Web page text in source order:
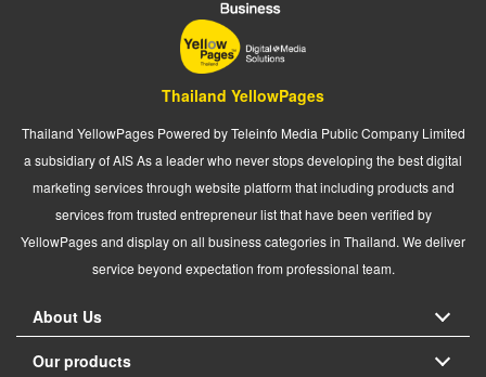
Thailand YellowPages
Thailand YellowPages Powered by Teleinfo Media Public Company Limited
a subsidiary of AIS As a leader who never stops developing the best digital
marketing services through website platform that including products and
services from trusted entrepreneur list that have been verified by
YellowPages and display on all business categories in Thailand. We deliver
service beyond expectation from professional team.
About Us
Our products